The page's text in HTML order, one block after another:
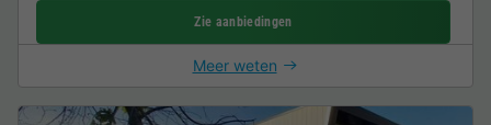
Zie aanbiedingen
Meer weten